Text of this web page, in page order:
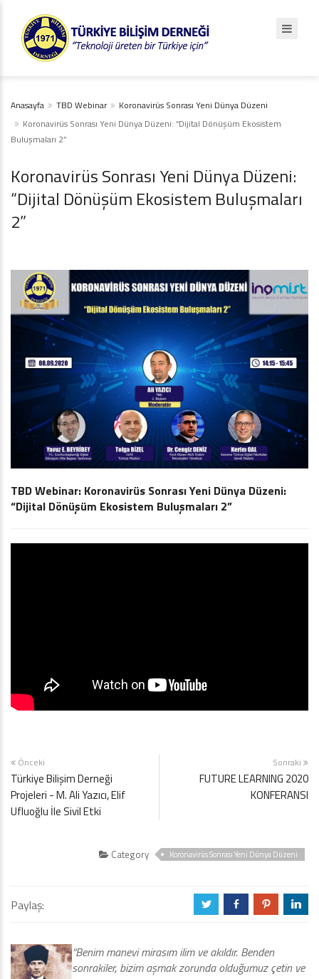
Anasayfa TBD Webinar
Koronavirüs Sonrası Yeni Dünya Düzeni
Koronavirüs Sonrası Yeni Dünya Düzeni: “Dijital Dönüşüm Ekosistem
Buluşmaları 2”
Koronavirüs Sonrası Yeni Dünya Düzeni:
“Dijital Dönüşüm Ekosistem Buluşmaları
2”
TBD Webinar: Koronavirüs Sonrası Yeni Dünya Düzeni:
“Dijital Dönüşüm Ekosistem Buluşmaları 2”
Önceki
Türkiye Bilişim Derneği
Projeleri - M. Ali Yazıcı, Elif
Ufluoğlu İle Sivil Etki
Sonraki
FUTURE LEARNING 2020
KONFERANSI
Category Koronavirüs Sonrası Yeni Dünya Düzeni
Paylaş: a b d j
“Benim manevi mirasım ilim ve akıldır. Benden
sonrakiler, bizim aşmak zorunda olduğumuz çetin ve